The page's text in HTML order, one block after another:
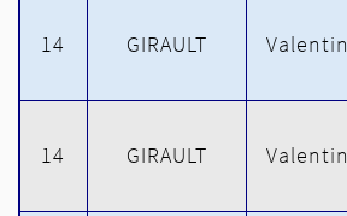
14 GIRAULT Valentin
14 GIRAULT Valentin